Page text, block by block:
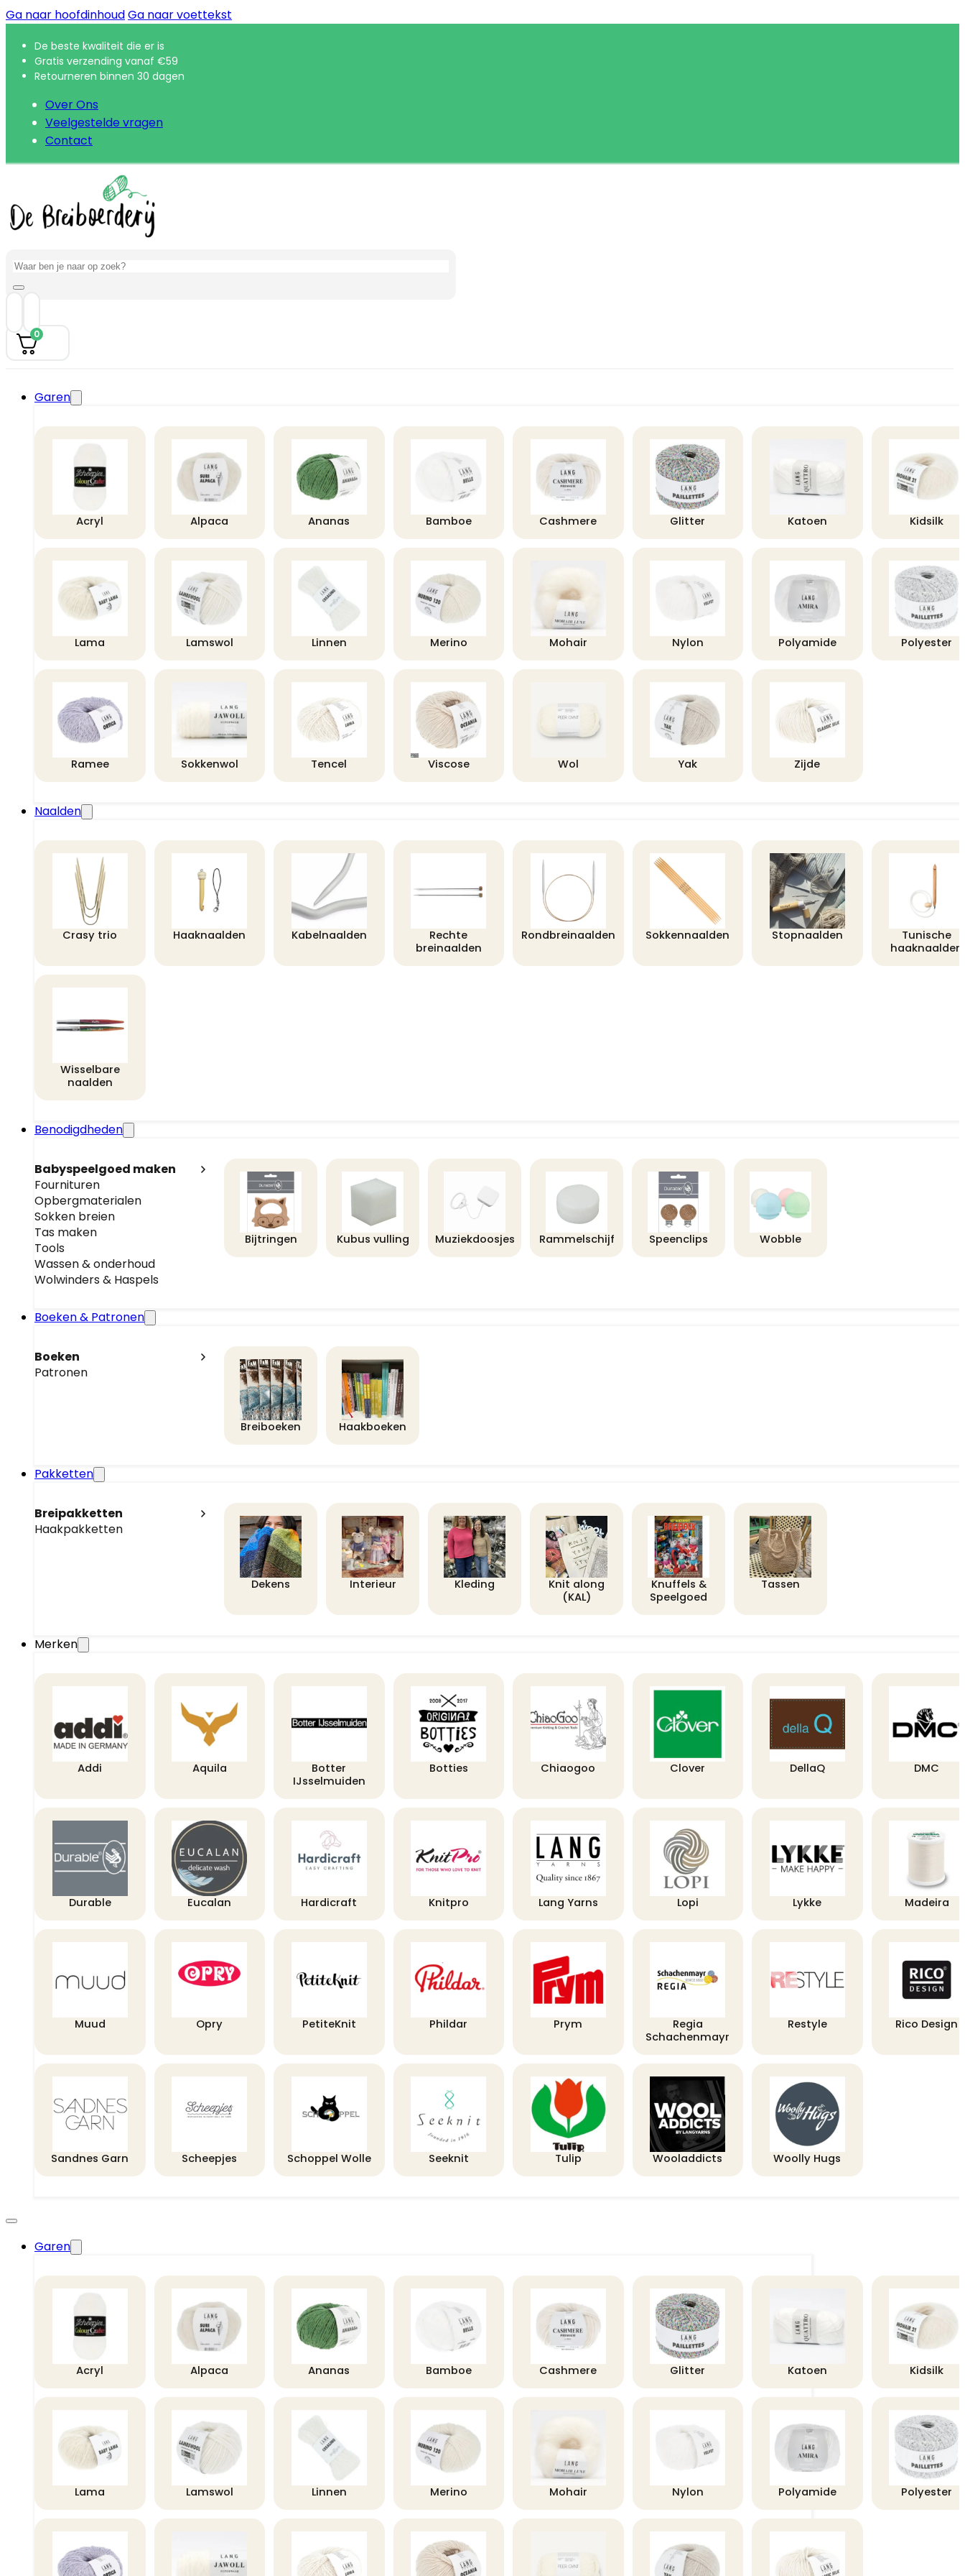
Ga naar hoofdinhoudGa naar voettekst
De beste kwaliteit die er is
Gratis verzending vanaf €59
Retourneren binnen 30 dagen
Over Ons
Veelgestelde vragen
Contact
Zoeken
0
Garen
Acryl Alpaca Ananas Bamboe Cashmere Glitter Katoen Kidsilk
Lama Lamswol Linnen Merino Mohair Nylon Polyamide Polyester
Ramee Sokkenwol Tencel Viscose Wol Yak Zijde
Naalden
Crasy trio Haaknaalden Kabelnaalden
Rechte
breinaalden
Rondbreinaalden Sokkennaalden Stopnaalden
Tunische
haaknaalden
Wisselbare
naalden
Benodigdheden
Babyspeelgoed maken
Fournituren
Opbergmaterialen
Sokken breien
Tas maken
Tools
Wassen & onderhoud
Wolwinders & Haspels
Bijtringen Kubus vulling Muziekdoosjes Rammelschijf Speenclips Wobble
Boeken & Patronen
Boeken
Patronen
Breiboeken Haakboeken
Pakketten
Breipakketten
Haakpakketten
Dekens Interieur Kleding
Knit along
(KAL)
Knuffels &
Speelgoed
Tassen
Merken
Addi Aquila
Botter
IJsselmuiden
Botties Chiaogoo Clover DellaQ DMC
Durable Eucalan Hardicraft Knitpro Lang Yarns Lopi Lykke Madeira
Muud Opry PetiteKnit Phildar Prym
Regia
Schachenmayr
Restyle Rico Design
Sandnes Garn Scheepjes Schoppel Wolle Seeknit Tulip Wooladdicts Woolly Hugs
Garen
Acryl Alpaca Ananas Bamboe Cashmere Glitter Katoen Kidsilk
Lama Lamswol Linnen Merino Mohair Nylon Polyamide Polyester